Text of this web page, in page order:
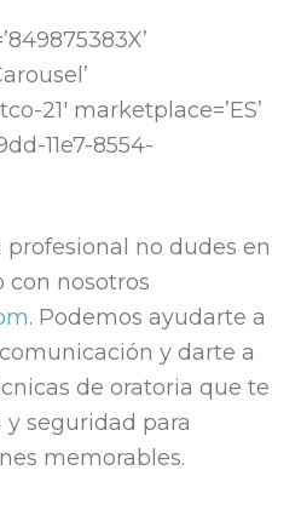
21′ marketplace=’ES’
11e7-8554-
profesional no dudes en
con nosotros
. Podemos ayudarte a
y darte a
de oratoria que te
seguridad para
memorables.